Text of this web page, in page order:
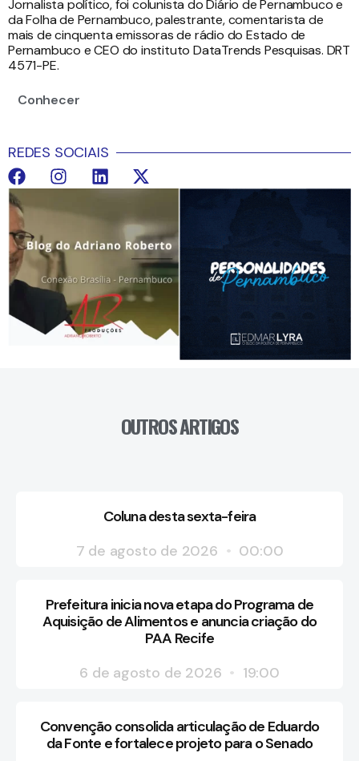
Jornalista político, foi colunista do Diário de Pernambuco e
da Folha de Pernambuco, palestrante, comentarista de
mais de cinquenta emissoras de rádio do Estado de
Pernambuco e CEO do instituto DataTrends Pesquisas. DRT
4571-PE.
Conhecer
REDES SOCIAIS
OUTROS ARTIGOS
Coluna desta sexta-feira
7 de agosto de 2026
00:00
Prefeitura inicia nova etapa do Programa de
Aquisição de Alimentos e anuncia criação do
PAA Recife
6 de agosto de 2026
19:00
Convenção consolida articulação de Eduardo
da Fonte e fortalece projeto para o Senado